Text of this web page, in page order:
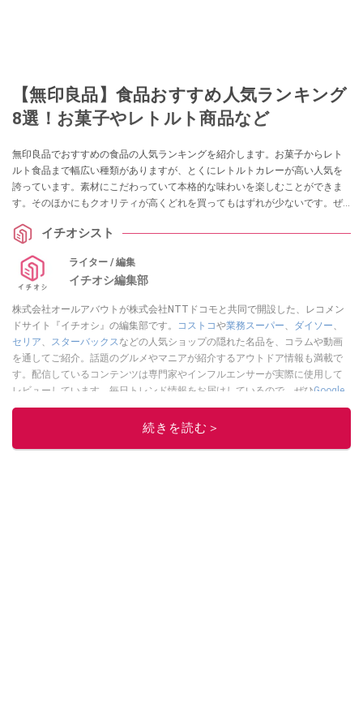
【無印良品】食品おすすめ人気ランキング
8選！お菓子やレトルト商品など
無印良品でおすすめの食品の人気ランキングを紹介します。お菓子からレト
ルト食品まで幅広い種類がありますが、とくにレトルトカレーが高い人気を
誇っています。素材にこだわっていて本格的な味わいを楽しむことができま
す。そのほかにもクオリティが高くどれを買ってもはずれが少ないです。ぜ
イチオシスト
ライター / 編集
イチオシ編集部
株式会社オールアバウトが株式会社NTTドコモと共同で開設した、レコメン
ドサイト『イチオシ』の編集部です。
コストコや業務スーパー ダイソー
セリア
スターバックス などの人気ショップの隠れた名品を、コラムや動画
を通してご紹介。話題のグルメやマニアが紹介するアウトドア情報も満載で
す。配信しているコンテンツは専門家やインフルエンサーが実際に使用して
レビューしています。毎日トレンド情報をお届けしているので、ぜひGoogle
ニュースでフォローしてください！
このイチオシストの他の記事を読む
続きを読む＞